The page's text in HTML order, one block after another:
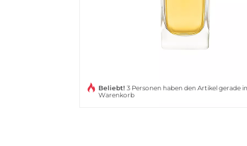
Beliebt! 3 Personen haben den Artikel gerade
Warenkorb